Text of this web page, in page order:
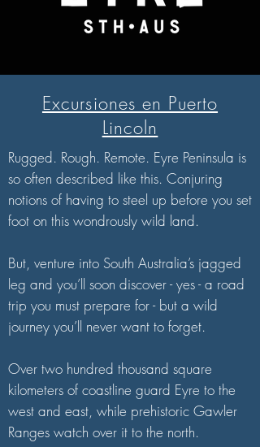
Excursiones en Puerto
Lincoln
Rugged. Rough. Remote. Eyre Peninsula is
so often described like this. Conjuring
notions of having to steel up before you set
foot on this wondrously wild land.
But, venture into South Australia’s jagged
leg and you’ll soon discover - yes - a road
trip you must prepare for - but a wild
journey you’ll never want to forget.
Over two hundred thousand square
kilometers of coastline guard Eyre to the
west and east, while prehistoric Gawler
Ranges watch over it to the north.